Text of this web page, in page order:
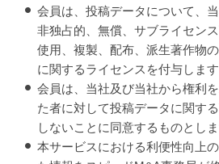
会員は、投稿データについて、
非独占的、無償、サブライセン
使用、複製、配布、派生著作物
に関するライセンスを付与します
会員は、当社及び当社から権利
た者に対して投稿データに関す
しないことに同意するものとしま
本サービスにおける利便性向上